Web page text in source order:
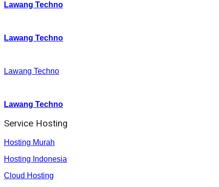
Lawang Techno
Lawang Techno
Lawang Techno
Lawang Techno
Service Hosting
Hosting Murah
Hosting Indonesia
Cloud Hosting